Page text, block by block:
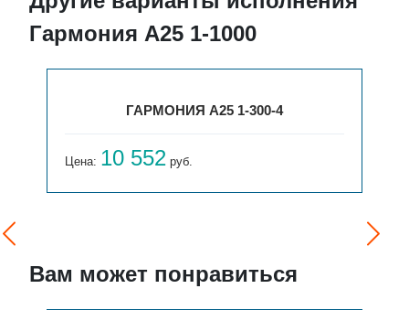
Гармония А25 1-1000
ГАРМОНИЯ А25 1-300-4
Цена: 10 552 руб.
Вам может понравиться